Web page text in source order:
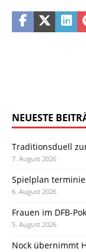
NEUESTE
Traditionsduell
7. August 2026
Spielplan
6. August 2026
Frauen im DFB-
5. August 2026
Nock übernimmt